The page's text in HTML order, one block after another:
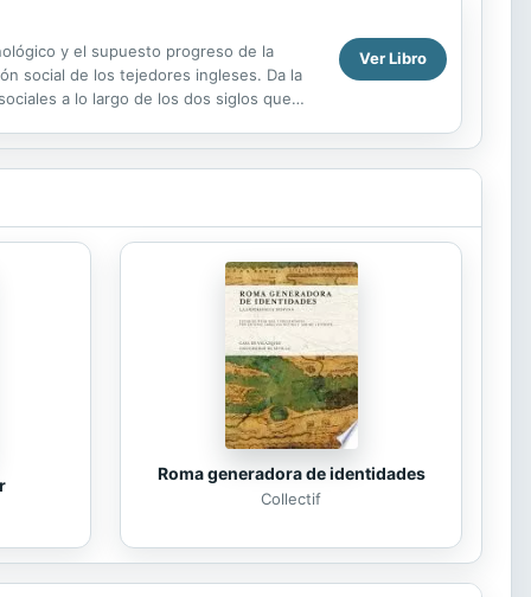
y el supuesto progreso de la
social de los tejedores ingleses. Da la
a lo largo de los dos siglos que
Ver Libro
Roma generadora de identidades
Collectif